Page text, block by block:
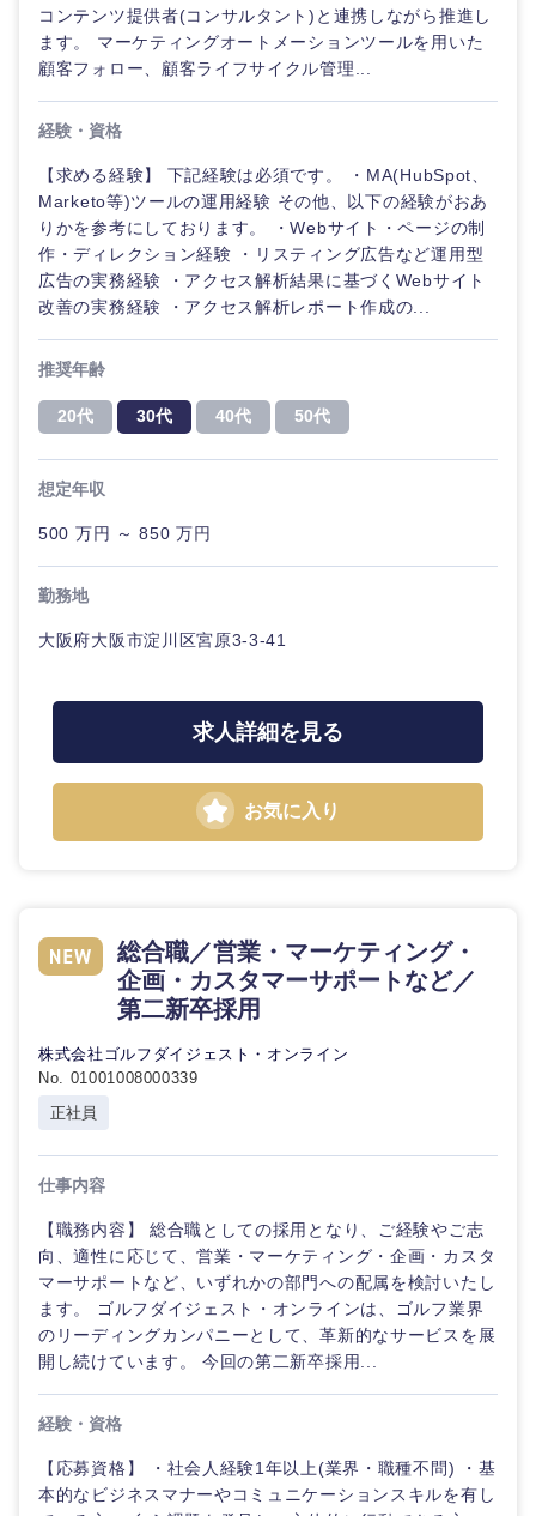
コンテンツ提供者(コンサルタント)と連携しながら推進し
ます。 マーケティングオートメーションツールを用いた
顧客フォロー、顧客ライフサイクル管理...
経験・資格
【求める経験】 下記経験は必須です。 ・MA(HubSpot、
Marketo等)ツールの運用経験 その他、以下の経験がおあ
りかを参考にしております。 ・Webサイト・ページの制
作・ディレクション経験 ・リスティング広告など運用型
広告の実務経験 ・アクセス解析結果に基づくWebサイト
改善の実務経験 ・アクセス解析レポート作成の...
推奨年齢
20代 30代 40代 50代
想定年収
500 万円 ～ 850 万円
勤務地
大阪府大阪市淀川区宮原3-3-41
求人詳細を見る
お気に入り
総合職／営業・マーケティング・
企画・カスタマーサポートなど／
第二新卒採用
株式会社ゴルフダイジェスト・オンライン
No. 01001008000339
正社員
仕事内容
【職務内容】 総合職としての採用となり、ご経験やご志
向、適性に応じて、営業・マーケティング・企画・カスタ
マーサポートなど、いずれかの部門への配属を検討いたし
ます。 ゴルフダイジェスト・オンラインは、ゴルフ業界
のリーディングカンパニーとして、革新的なサービスを展
開し続けています。 今回の第二新卒採用...
経験・資格
【応募資格】 ・社会人経験1年以上(業界・職種不問) ・基
本的なビジネスマナーやコミュニケーションスキルを有し